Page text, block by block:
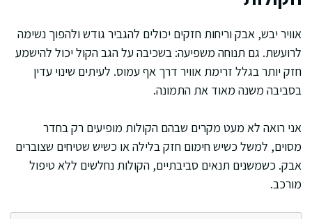
אוויר יבש, אבק וריחות חזקים יכולים להגביר גודש ולהפוך נשימה
לרועשת. גם תנוחה משפיעה: בשכיבה על הגב הקול יכול להישמע
חזק יותר בגלל זרימת אוויר דרך אף עמוס. לעיתים שינוי עדין
בסביבה משנה מאוד את התמונה.
אני רואה לא מעט מקרים שבהם הקולות מופיעים רק בחדר
מסוים, למשל כשיש חימום חזק בלילה או כשיש שטיחים שצוברים
אבק. כשמשנים תנאים סביבתיים, הקולות נחלשים ללא טיפול
מורכב.